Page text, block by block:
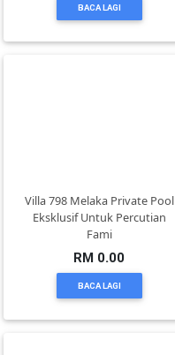
BACA LAGI
Villa 798 Melaka Private Pool
Eksklusif Untuk Percutian
Fami
RM 0.00
BACA LAGI
TUDUNG(0)
DIGITAL(29)
MAKANAN(25)